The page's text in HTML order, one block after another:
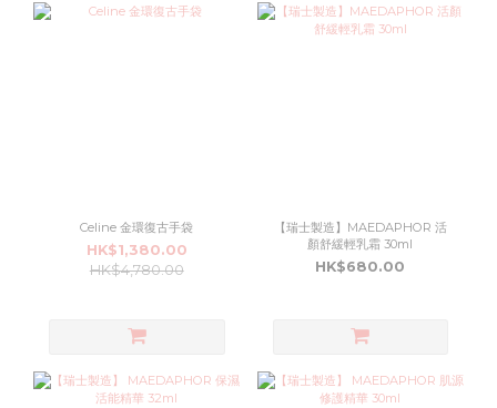
Celine 金環復古手袋
HK$1,380.00
HK$4,780.00
【瑞士製造】MAEDAPHOR 活
顏舒緩輕乳霜 30ml
HK$680.00